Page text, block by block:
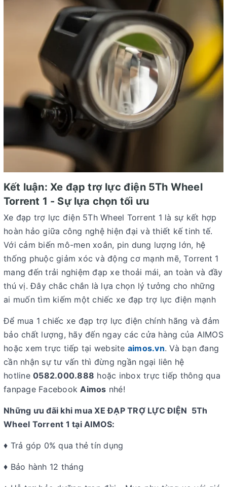
Kết luận: Xe đạp trợ lực điện 5Th Wheel
Torrent 1 - Sự lựa chọn tối ưu
Xe đạp trợ lực điện 5Th Wheel Torrent 1 là sự kết hợp
hoàn hảo giữa công nghệ hiện đại và thiết kế tinh tế.
Với cảm biến mô-men xoắn, pin dung lượng lớn, hệ
thống phuộc giảm xóc và động cơ mạnh mẽ, Torrent 1
mang đến trải nghiệm đạp xe thoải mái, an toàn và đầy
thú vị. Đây chắc chắn là lựa chọn lý tưởng cho những
ai muốn tìm kiếm một chiếc xe đạp trợ lực điện mạnh
Để mua 1 chiếc xe đạp trợ lực điện chính hãng và đảm
bảo chất lượng, hãy đến ngay các cửa hàng của AIMOS
hoặc xem trực tiếp tại website aimos.vn. Và bạn đang
cần nhận sự tư vấn thì đừng ngần ngại liên hệ
hotline 0582.000.888 hoặc inbox trực tiếp thông qua
fanpage FacebookAimos nhé!
Những ưu đãi khi mua XE ĐẠP TRỢ LỰC ĐIỆN 5Th
Wheel Torrent 1 tại AIMOS:
♦ Trả góp 0% qua thẻ tín dụng
♦ Bảo hành 12 tháng